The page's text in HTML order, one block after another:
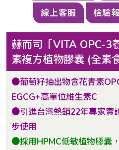
線上客服 檢驗
赫而司「VITA OPC-3
素複方植物膠囊 (全素
●葡萄籽抽出物含花青素
EGCG+高單位維生素C
●引進台灣熱銷22年專家實
步使用
●採用HPMC低敏植物膠囊